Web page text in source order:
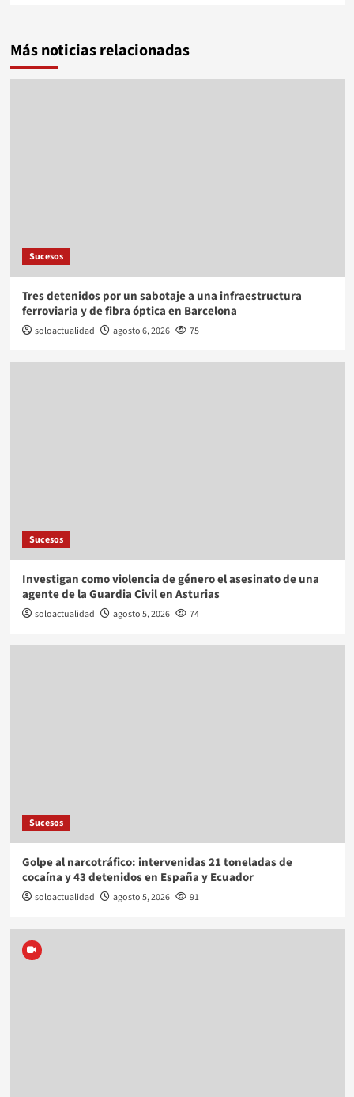
Más noticias relacionadas
Sucesos
Tres detenidos por un sabotaje a una infraestructura
ferroviaria y de fibra óptica en Barcelona
soloactualidad agosto 6, 2026 75
Sucesos
Investigan como violencia de género el asesinato de una
agente de la Guardia Civil en Asturias
soloactualidad agosto 5, 2026 74
Sucesos
Golpe al narcotráfico: intervenidas 21 toneladas de
cocaína y 43 detenidos en España y Ecuador
soloactualidad agosto 5, 2026 91